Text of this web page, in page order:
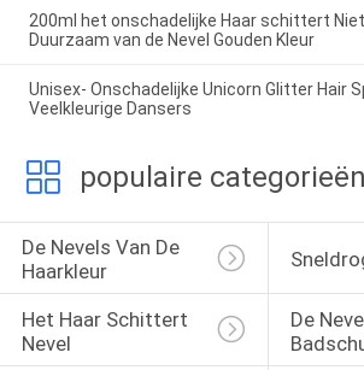
200ml het onschadelijke Haar schittert
Duurzaam van de Nevel Gouden Kleur
Unisex- Onschadelijke Unicorn Glitter Hair
Veelkleurige Dansers
populaire categorieën
De Nevels Van De
Haarkleur
Het Haar Schittert
Nevel
De